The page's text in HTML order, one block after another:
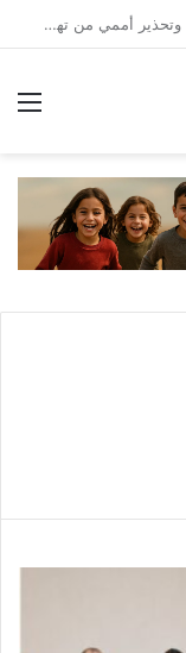
قانون الجرائم الإلكترونية يستعيد سطوته .. حادثتا اعتقال تهددان حرية التعبير